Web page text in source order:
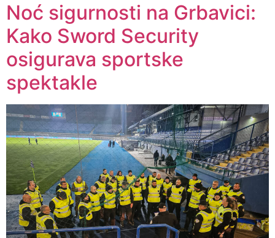
Noć sigurnosti na Grbavici:
Kako Sword Security
osigurava sportske
spektakle